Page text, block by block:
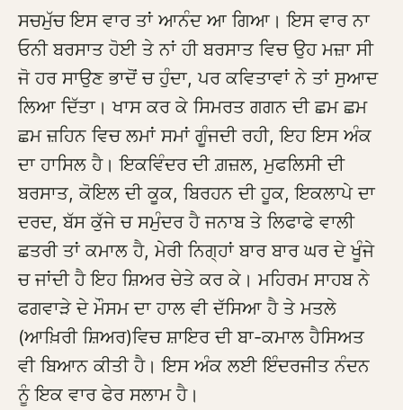
ਸਚਮੁੱਚ ਇਸ ਵਾਰ ਤਾਂ ਆਨੰਦ ਆ ਗਿਆ। ਇਸ ਵਾਰ ਨਾ
ਓਨੀ ਬਰਸਾਤ ਹੋਈ ਤੇ ਨਾਂ ਹੀ ਬਰਸਾਤ ਵਿਚ ਉਹ ਮਜ਼ਾ ਸੀ
ਜੋ ਹਰ ਸਾਉਣ ਭਾਦੋਂ ਚ ਹੁੰਦਾ, ਪਰ ਕਵਿਤਾਵਾਂ ਨੇ ਤਾਂ ਸੁਆਦ
ਲਿਆ ਦਿੱਤਾ। ਖਾਸ ਕਰ ਕੇ ਸਿਮਰਤ ਗਗਨ ਦੀ ਛਮ ਛਮ
ਛਮ ਜ਼ਹਿਨ ਵਿਚ ਲਮਾਂ ਸਮਾਂ ਗੂੰਜਦੀ ਰਹੀ, ਇਹ ਇਸ ਅੰਕ
ਦਾ ਹਾਸਿਲ ਹੈ। ਇਕਵਿੰਦਰ ਦੀ ਗ਼ਜ਼ਲ, ਮੁਫਲਿਸੀ ਦੀ
ਬਰਸਾਤ, ਕੋਇਲ ਦੀ ਕੂਕ, ਬਿਰਹਨ ਦੀ ਹੂਕ, ਇਕਲਾਪੇ ਦਾ
ਦਰਦ, ਬੱਸ ਕੁੱਜੇ ਚ ਸਮੁੰਦਰ ਹੈ ਜਨਾਬ ਤੇ ਲਿਫਾਫੇ ਵਾਲੀ
ਛਤਰੀ ਤਾਂ ਕਮਾਲ ਹੈ, ਮੇਰੀ ਨਿਗ੍ਹਾਂ ਬਾਰ ਬਾਰ ਘਰ ਦੇ ਖੂੰਜੇ
ਚ ਜਾਂਦੀ ਹੈ ਇਹ ਸ਼ਿਅਰ ਚੇਤੇ ਕਰ ਕੇ। ਮਹਿਰਮ ਸਾਹਬ ਨੇ
ਫਗਵਾੜੇ ਦੇ ਮੌਸਮ ਦਾ ਹਾਲ ਵੀ ਦੱਸਿਆ ਹੈ ਤੇ ਮਤਲੇ
(ਆਖ਼ਿਰੀ ਸ਼ਿਅਰ)ਵਿਚ ਸ਼ਾਇਰ ਦੀ ਬਾ-ਕਮਾਲ ਹੈਸਿਅਤ
ਵੀ ਬਿਆਨ ਕੀਤੀ ਹੈ। ਇਸ ਅੰਕ ਲਈ ਇੰਦਰਜੀਤ ਨੰਦਨ
ਨੂੰ ਇਕ ਵਾਰ ਫੇਰ ਸਲਾਮ ਹੈ।